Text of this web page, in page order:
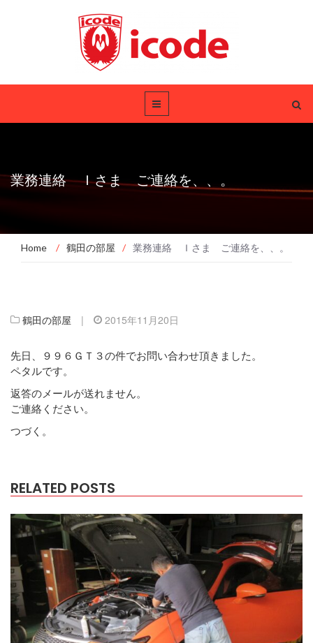
業務連絡 Ｉさま ご連絡を、、。
Home / 鶴田の部屋 / 業務連絡 Ｉさま ご連絡を、、。
鶴田の部屋 | 2015年11月20日
先日、９９６ＧＴ３の件でお問い合わせ頂きました。
ペタルです。
返答のメールが送れません。
ご連絡ください。
つづく。
RELATED POSTS